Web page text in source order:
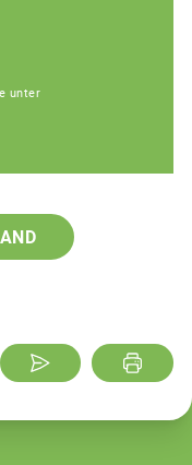
unter